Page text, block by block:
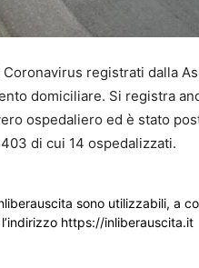
registrati dalla
domiciliare. Si registra
ospedaliero ed è stato
di cui 14 ospedalizzati.
sono utilizzabili, a
https://inliberauscita.it